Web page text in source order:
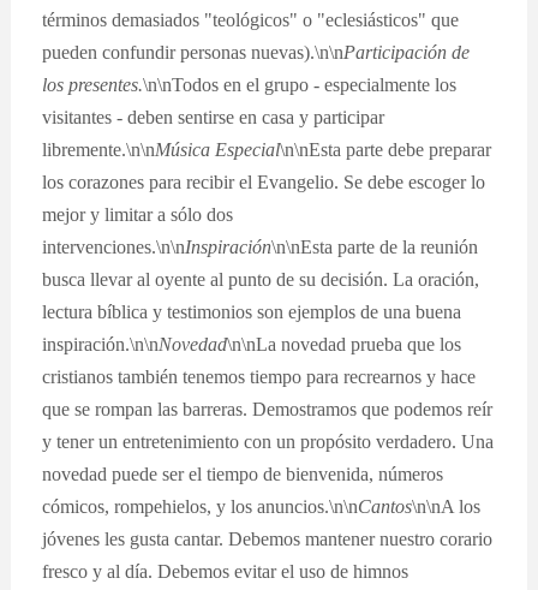
términos demasiados "teológicos" o "eclesiásticos" que
pueden confundir personas nuevas).\n\nParticipación de
los presentes.\n\nTodos en el grupo - especialmente los
visitantes - deben sentirse en casa y participar
libremente.\n\nMúsica Especial\n\nEsta parte debe preparar
los corazones para recibir el Evangelio. Se debe escoger lo
mejor y limitar a sólo dos
intervenciones.\n\nInspiración\n\nEsta parte de la reunión
busca llevar al oyente al punto de su decisión. La oración,
lectura bíblica y testimonios son ejemplos de una buena
inspiración.\n\nNovedad\n\nLa novedad prueba que los
cristianos también tenemos tiempo para recrearnos y hace
que se rompan las barreras. Demostramos que podemos reír
y tener un entretenimiento con un propósito verdadero. Una
novedad puede ser el tiempo de bienvenida, números
cómicos, rompehielos, y los anuncios.\n\nCantos\n\nA los
jóvenes les gusta cantar. Debemos mantener nuestro corario
fresco y al día. Debemos evitar el uso de himnos